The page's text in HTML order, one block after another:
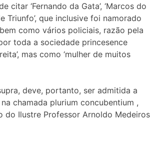
citar ‘Fernando da Gata’, ‘Marcos do
Triunfo’, que inclusive foi namorado
como vários policiais, razão pela
toda a sociedade princesence
mas como ‘mulher de muitos
deve, portanto, ser admitida a
chamada plurium concubentium ,
do Ilustre Professor Arnoldo Medeiros